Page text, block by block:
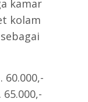
kamar
kolam